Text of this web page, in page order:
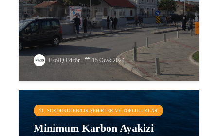
EkoIQ Editör 15 Ocak 2024
11. SÜRDÜRÜLEBILIR ŞEHIRLER VE TOPLULUKLAR
Minimum Karbon Ayakizi